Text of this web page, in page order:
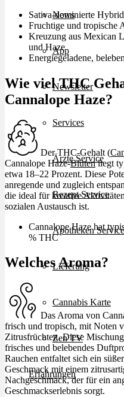
News
App
Newsletter
Services
Ärzte Service
Rezept Service
Apotheken Service
Lieferung
Cannabis Karte
Zen TV
Erfahrungen
Sativa-dominierte
Fruchtige und tropische
Kreuzung aus Mexican
und Haze
Energiegeladene,
Wie viel THC
Cannalope Haze?
Der THC-Gehalt (
Cannalope Haze-Blütenliegt
etwa 18–22 Prozent. Diese
anregende und zugleich
die ideal für kreative
sozialen Austausch ist.
Cannalope Haze hat
% THC
Welches Aroma?
Das Aroma von
frisch und tropisch, mit Noten
Zitrusfrüchten. Diese
frisches und belebendes
Rauchen entfaltet sich ein
Geschmack mit einem
Nachgeschmack, der für ein
Geschmackserlebnis sorgt.